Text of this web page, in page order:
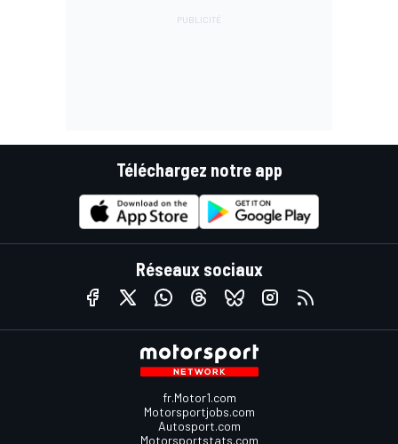
Téléchargez notre app
Réseaux sociaux
fr.Motor1.com
Motorsportjobs.com
Autosport.com
Motorsportstats.com